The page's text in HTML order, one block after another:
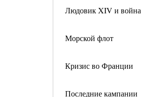
Людовик XIV и война
Морской флот
Кризис во Франции
Последние кампании